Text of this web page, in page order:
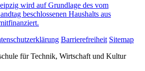
wird auf Grundlage des vom
beschlossenen Haushalts aus
Barrierefreiheit Sitemap
für Technik, Wirtschaft und Kultur